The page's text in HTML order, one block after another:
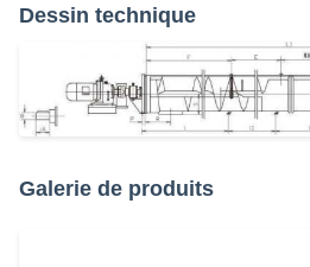
Dessin technique
Galerie de produits